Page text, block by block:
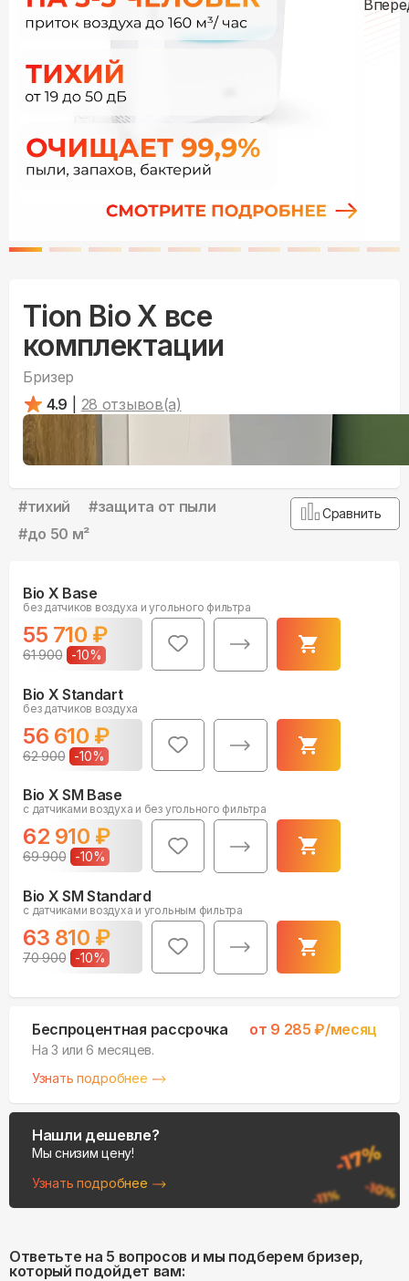
Tion Bio X все
комплектации
Бризер
4.9
28 отзывов(а)
#тихий #защита от пыли
#до 50 м²
Сравнить
Bio X Base
без датчиков воздуха и угольного фильтра
55 710 ₽
61 900 -10%
Bio X Standart
без датчиков воздуха
56 610 ₽
62 900 -10%
Bio X SM Base
с датчиками воздуха и без угольного фильтра
62 910 ₽
69 900 -10%
Bio X SM Standard
с датчиками воздуха и угольным фильтра
63 810 ₽
70 900 -10%
Беспроцентная рассрочка от 9 285 ₽/месяц
На 3 или 6 месяцев.
Узнать подробнее
Нашли дешевле?
Мы снизим цену!
Узнать подробнее
Ответьте на 5 вопросов и мы подберем бризер,
который подойдет вам: